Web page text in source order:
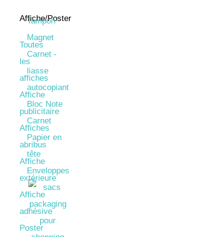
Affiche/Poster
Toutes
les
affiches
Affiche
publicitaire
Affiches
abribus
Affiche
extérieure
Affiche
adhésive
Poster
Tampon
Magnet
Carnet -
liasse
autocopiant
Bloc Note
Carnet
Papier en
tête
Enveloppes